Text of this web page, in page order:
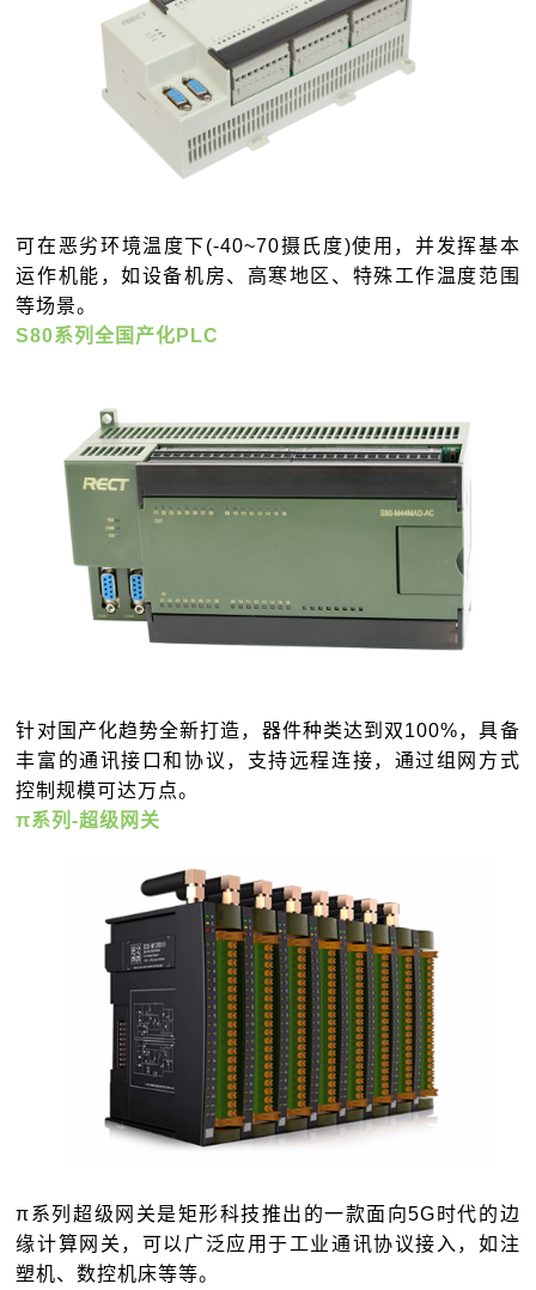
可在恶劣环境温度下(-40~70摄氏度)使用，并发挥基本
运作机能，如设备机房、高寒地区、特殊工作温度范围
等场景。
S80系列全国产化PLC
针对国产化趋势全新打造，器件种类达到双100%，具备
丰富的通讯接口和协议，支持远程连接，通过组网方式
控制规模可达万点。
π系列-超级网关
π系列超级网关是矩形科技推出的一款面向5G时代的边
缘计算网关，可以广泛应用于工业通讯协议接入，如注
塑机、数控机床等等。